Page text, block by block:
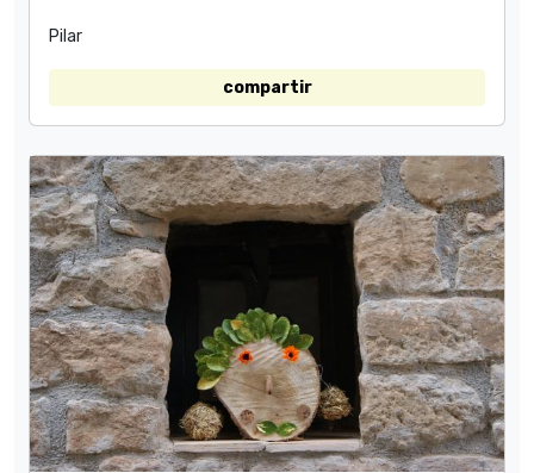
Pilar
compartir